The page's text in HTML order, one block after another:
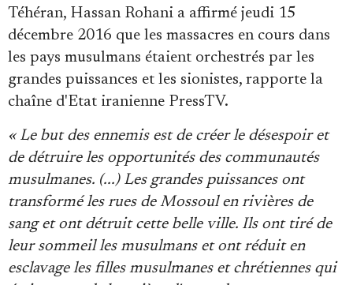
Se connecter
Téhéran, Hassan Rohani a affirmé jeudi 15
décembre 2016 que les massacres en cours dans
les pays musulmans étaient orchestrés par les
grandes puissances et les sionistes, rapporte la
chaîne d'Etat iranienne PressTV.
« Le but des ennemis est de créer le désespoir et
de détruire les opportunités des communautés
musulmanes. (...) Les grandes puissances ont
transformé les rues de Mossoul en rivières de
sang et ont détruit cette belle ville. Ils ont tiré de
leur sommeil les musulmans et ont réduit en
esclavage les filles musulmanes et chrétiennes qui